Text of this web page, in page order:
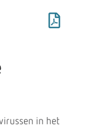
in het